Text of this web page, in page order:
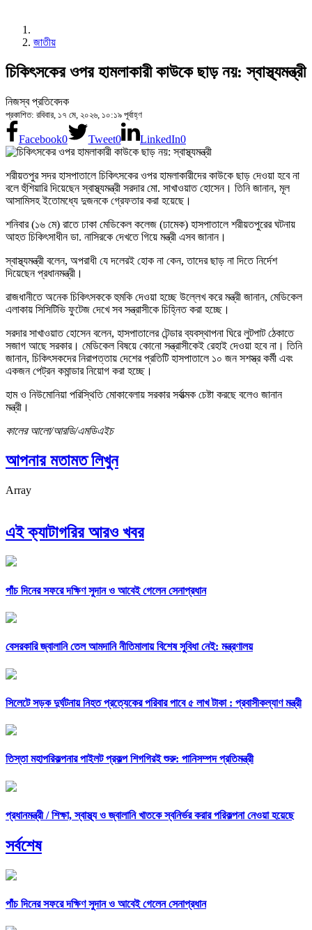
জাতীয়
চিকিৎসকের ওপর হামলাকারী কাউকে ছাড় নয়: স্বাস্থ্যমন্ত্রী
নিজস্ব প্রতিবেদক
প্রকাশিত: রবিবার, ১৭ মে, ২০২৬, ১০:১৯ পূর্বাহ্ণ
Facebook0 Tweet0 LinkedIn0
শরীয়তপুর সদর হাসপাতালে চিকিৎসকের ওপর হামলাকারীদের কাউকে ছাড় দেওয়া হবে না
বলে হুঁশিয়ারি দিয়েছেন স্বাস্থ্যমন্ত্রী সরদার মো. সাখাওয়াত হোসেন। তিনি জানান, মূল
আসামিসহ ইতোমধ্যে দুজনকে গ্রেফতার করা হয়েছে।
শনিবার (১৬ মে) রাতে ঢাকা মেডিকেল কলেজ (ঢামেক) হাসপাতালে শরীয়তপুরের ঘটনায়
আহত চিকিৎসাধীন ডা. নাসিরকে দেখতে গিয়ে মন্ত্রী এসব জানান।
স্বাস্থ্যমন্ত্রী বলেন, অপরাধী যে দলেরই হোক না কেন, তাদের ছাড় না দিতে নির্দেশ
দিয়েছেন প্রধানমন্ত্রী।
রাজধানীতে অনেক চিকিৎসককে হুমকি দেওয়া হচ্ছে উল্লেখ করে মন্ত্রী জানান, মেডিকেল
এলাকায় সিসিটিভি ফুটেজ দেখে সব সন্ত্রাসীকে চিহ্নিত করা হচ্ছে।
সরদার সাখাওয়াত হোসেন বলেন, হাসপাতালের টেন্ডার ব্যবস্থাপনা ঘিরে লুটপাট ঠেকাতে
সজাগ আছে সরকার। মেডিকেল বিষয়ে কোনো সন্ত্রাসীকেই রেহাই দেওয়া হবে না। তিনি
জানান, চিকিৎসকদের নিরাপত্তায় দেশের প্রতিটি হাসপাতালে ১০ জন সশস্ত্র কর্মী এবং
একজন পেট্রন কমান্ডার নিয়োগ করা হচ্ছে।
হাম ও নিউমোনিয়া পরিস্থিতি মোকাবেলায় সরকার সর্বাত্মক চেষ্টা করছে বলেও জানান
মন্ত্রী।
কালের আলো/আরডি/এমডিএইচ
আপনার মতামত লিখুন
Array
এই ক্যাটাগরির আরও খবর
পাঁচ দিনের সফরে দক্ষিণ সুদান ও আবেই গেলেন সেনাপ্রধান
বেসরকারি জ্বালানি তেল আমদানি নীতিমালায় বিশেষ সুবিধা নেই: মন্ত্রণালয়
সিলেটে সড়ক দুর্ঘটনায় নিহত প্রত্যেকের পরিবার পাবে ৫ লাখ টাকা : প্রবাসীকল্যাণ মন্ত্রী
তিস্তা মহাপরিকল্পনার পাইলট প্রকল্প শিগগিরই শুরু: পানিসম্পদ প্রতিমন্ত্রী
প্রধানমন্ত্রী /শিক্ষা, স্বাস্থ্য ও জ্বালানি খাতকে স্বনির্ভর করার পরিকল্পনা নেওয়া হয়েছে
সর্বশেষ
পাঁচ দিনের সফরে দক্ষিণ সুদান ও আবেই গেলেন সেনাপ্রধান